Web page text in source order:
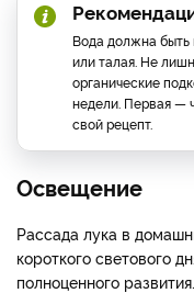
Вода должна быть
или талая. Не
органические
недели. Первая —
свой рецепт.
Освещение
Рассада лука в
короткого светового
полноценного